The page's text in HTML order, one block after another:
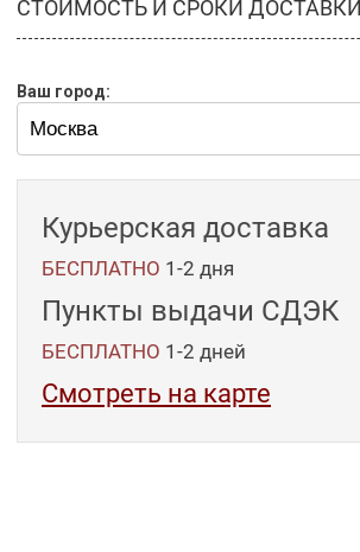
СТОИМОСТЬ И СРОКИ ДОСТАВКИ
Ваш город:
Курьерская доставка
БЕСПЛАТНО 1-2 дня
Пункты выдачи СДЭК
БЕСПЛАТНО 1-2 дней
Смотреть на карте